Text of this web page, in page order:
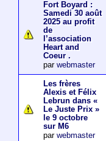
Fort Boyard :
Samedi 30 août
2025 au profit
de
l’association
Heart and
Coeur .
par webmaster
Les frères
Alexis et Félix
Lebrun dans «
Le Juste Prix »
le 9 octobre
sur M6
par webmaster